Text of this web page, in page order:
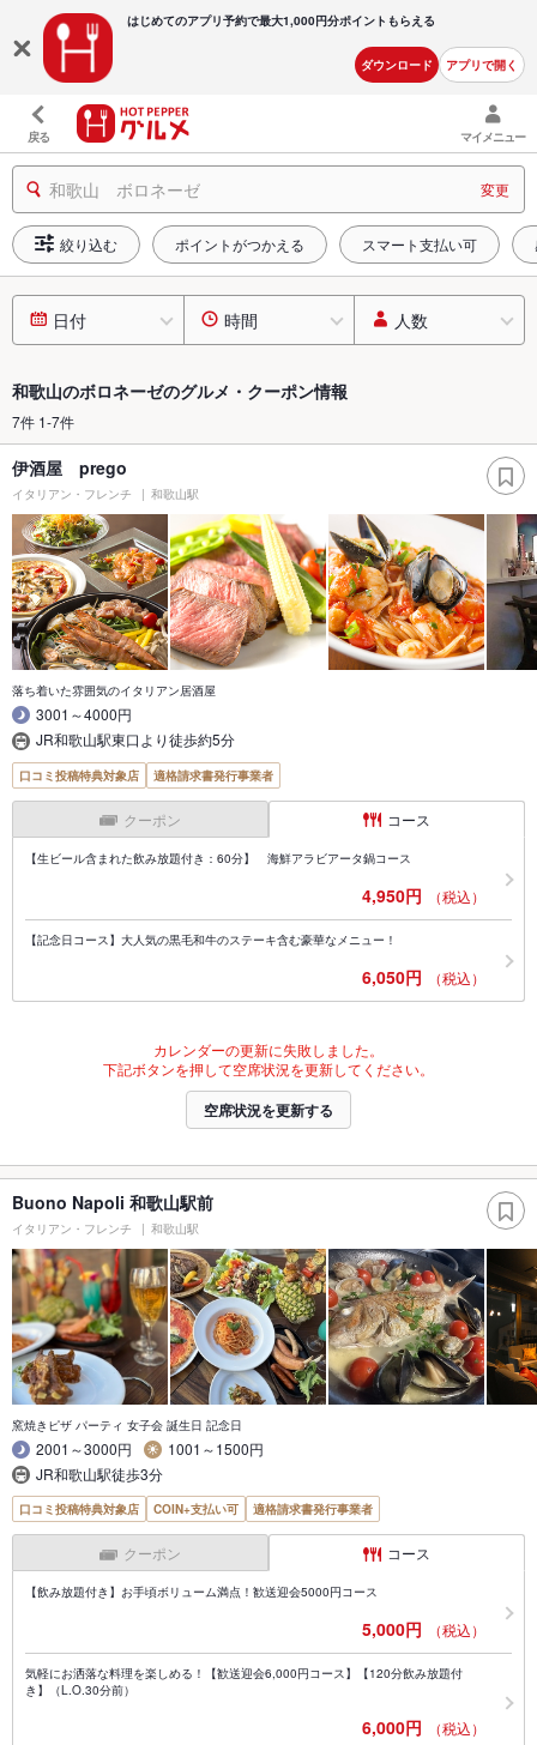
はじめてのアプリ予約で最大1,000円分ポイントもらえる
ダウンロード アプリで開く
戻る マイメニュー
和歌山 ボロネーゼ 変更
絞り込む ポイントがつかえる スマート支払い可
日付 時間 人数
和歌山のボロネーゼのグルメ・クーポン情報
7件 1-7件
伊酒屋 prego
イタリアン・フレンチ 和歌山駅
落ち着いた雰囲気のイタリアン居酒屋
3001～4000円
JR和歌山駅東口より徒歩約5分
口コミ投稿特典対象店 適格請求書発行事業者
クーポン コース
【生ビール含まれた飲み放題付き：60分】 海鮮アラビアータ鍋コース
4,950円 （税込）
【記念日コース】大人気の黒毛和牛のステーキ含む豪華なメニュー！
6,050円 （税込）
カレンダーの更新に失敗しました。
下記ボタンを押して空席状況を更新してください。
空席状況を更新する
Buono Napoli 和歌山駅前
イタリアン・フレンチ 和歌山駅
窯焼きピザ パーティ 女子会 誕生日 記念日
2001～3000円
1001～1500円
JR和歌山駅徒歩3分
口コミ投稿特典対象店 COIN+支払い可 適格請求書発行事業者
クーポン コース
【飲み放題付き】お手頃ボリューム満点！歓送迎会5000円コース
5,000円 （税込）
気軽にお洒落な料理を楽しめる！【歓送迎会6,000円コース】【120分飲み放題付
き】（L.O.30分前）
6,000円 （税込）